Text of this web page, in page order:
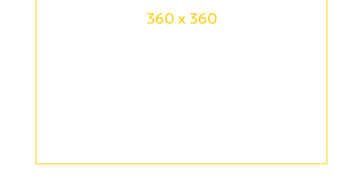
360 x 360